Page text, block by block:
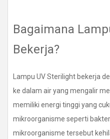
Bagaimana
Bekerja?
Lampu UV Sterilight bekerja
ke dalam air yang mengalir
memiliki energi tinggi yang
mikroorganisme seperti
mikroorganisme tersebut